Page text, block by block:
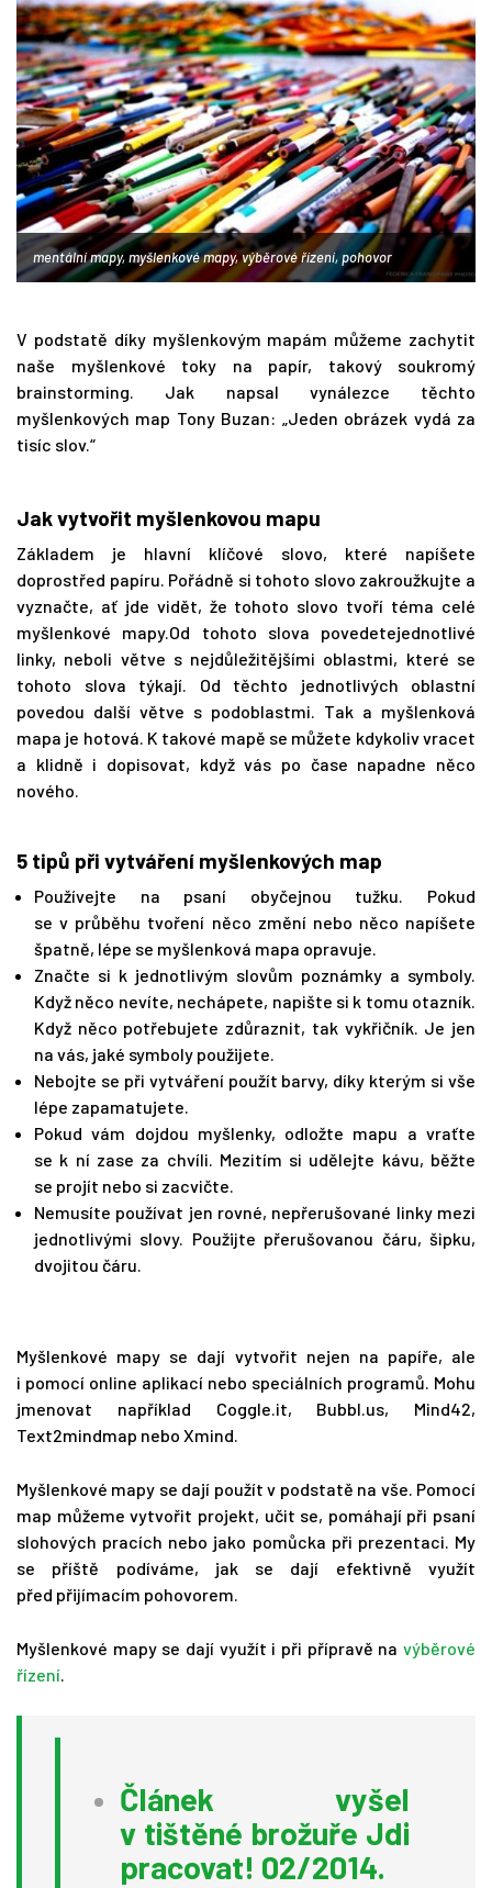
mentální mapy, myšlenkové mapy, výběrové řízení, pohovor
V podstatě díky myšlenkovým mapám můžeme zachytit
naše myšlenkové toky na papír, takový soukromý
brainstorming. Jak napsal vynálezce těchto
myšlenkových map Tony Buzan: „Jeden obrázek vydá za
tisíc slov.“
Jak vytvořit myšlenkovou mapu
Základem je hlavní klíčové slovo, které napíšete
doprostřed papíru. Pořádně si tohoto slovo zakroužkujte a
vyznačte, ať jde vidět, že tohoto slovo tvoří téma celé
myšlenkové mapy.Od tohoto slova povedetejednotlivé
linky, neboli větve s nejdůležitějšími oblastmi, které se
tohoto slova týkají. Od těchto jednotlivých oblastní
povedou další větve s podoblastmi. Tak a myšlenková
mapa je hotová. K takové mapě se můžete kdykoliv vracet
a klidně i dopisovat, když vás po čase napadne něco
nového.
5 tipů při vytváření myšlenkových map
Používejte na psaní obyčejnou tužku. Pokud
se v průběhu tvoření něco změní nebo něco napíšete
špatně, lépe se myšlenková mapa opravuje.
Značte si k jednotlivým slovům poznámky a symboly.
Když něco nevíte, nechápete, napište si k tomu otazník.
Když něco potřebujete zdůraznit, tak vykřičník. Je jen
na vás, jaké symboly použijete.
Nebojte se při vytváření použít barvy, díky kterým si vše
lépe zapamatujete.
Pokud vám dojdou myšlenky, odložte mapu a vraťte
se k ní zase za chvíli. Mezitím si udělejte kávu, běžte
se projít nebo si zacvičte.
Nemusíte používat jen rovné, nepřerušované linky mezi
jednotlivými slovy. Použijte přerušovanou čáru, šipku,
dvojitou čáru.
Myšlenkové mapy se dají vytvořit nejen na papíře, ale
i pomocí online aplikací nebo speciálních programů. Mohu
jmenovat například Coggle.it, Bubbl.us, Mind42,
Text2mindmap nebo Xmind.
Myšlenkové mapy se dají použít v podstatě na vše. Pomocí
map můžeme vytvořit projekt, učit se, pomáhají při psaní
slohových pracích nebo jako pomůcka při prezentaci. My
se příště podíváme, jak se dají efektivně využít
před přijímacím pohovorem.
Myšlenkové mapy se dají využít i při přípravě na výběrové
řízení.
Článek vyšel
v tištěné brožuře Jdi
pracovat! 02/2014.